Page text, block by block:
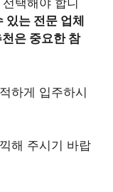
택해야 합니
는 전문 업체
은 중요한 참
하게 입주하시
해 주시기 바랍